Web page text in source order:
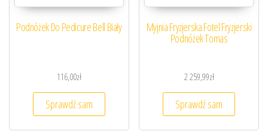
Podnóżek Do Pedicure Bell Biały
116,00zł
Sprawdź sam
Myjnia Fryzjerska Fotel Fryzjerski
Podnóżek Tomas
2 259,99zł
Sprawdź sam